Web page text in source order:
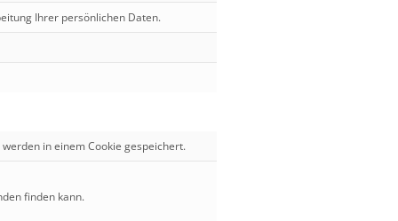
Ihrer persönlichen Daten.
in einem Cookie gespeichert.
finden kann.